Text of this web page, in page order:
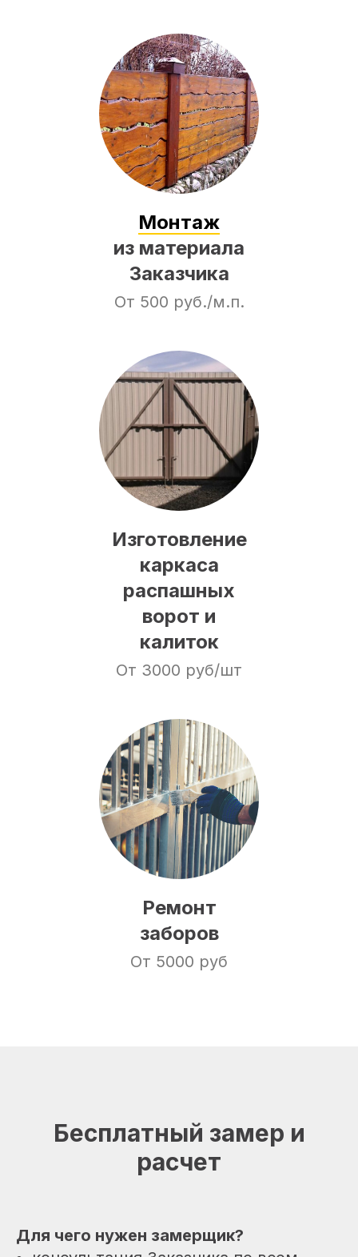
Монтаж
из материала
Заказчика
От 500 руб./м.п.
Изготовление
каркаса
распашных
ворот и
калиток
От 3000 руб/шт
Ремонт
заборов
От 5000 руб
Бесплатный замер и
расчет
Для чего нужен замерщик?